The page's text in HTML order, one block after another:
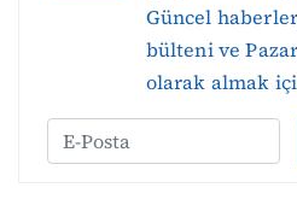
Güncel
bülteni ve
olarak almak